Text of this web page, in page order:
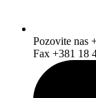
Pozovite nas
Fax +381 18